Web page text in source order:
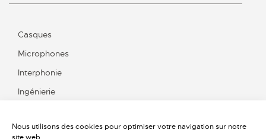
Nous utilisons des cookies pour optimiser votre navigation sur notre
Casques
Microphones
Interphonie
Ingénierie